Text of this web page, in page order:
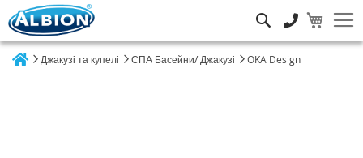
Джакузі та купелі СПА Басейни/ Джакузі OKA Design